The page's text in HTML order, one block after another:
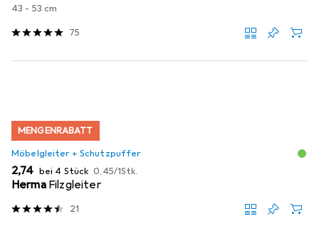
43 - 53 cm
75
MENGENRABATT
Möbelgleiter + Schutzpuffer
EUR
2,74 bei 4 Stück EUR
0,45/1Stk.
Herma Filzgleiter
21